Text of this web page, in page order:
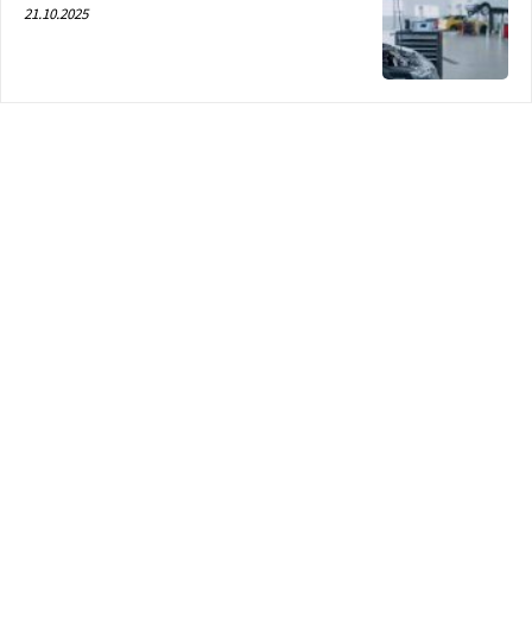
21.10.2025